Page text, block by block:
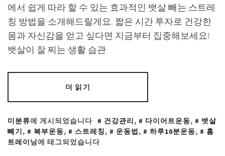
에서 쉽게 따라 할 수 있는 효과적인 뱃살 빼는 스트레
칭 방법을 소개해드릴게요. 짧은 시간 투자로 건강한
몸과 자신감을 얻고 싶다면 지금부터 집중해보세요!
뱃살이 잘 찌는 생활 습관
더 읽기
미분류에 게시되었습니다 건강관리, 다이어트운동,
뱃살
빼기, 복부운동, 스트레칭, 운동법, 하루10분운동,
홈
트레이닝에 태그되었습니다